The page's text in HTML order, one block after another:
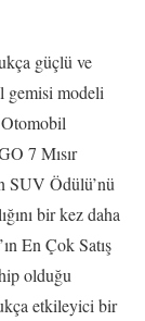
güçlü ve
gemisi modeli
7 Mısır
SUV Ödülü’nü
bir kez daha
En Çok Satış
olduğu
etkileyici bir